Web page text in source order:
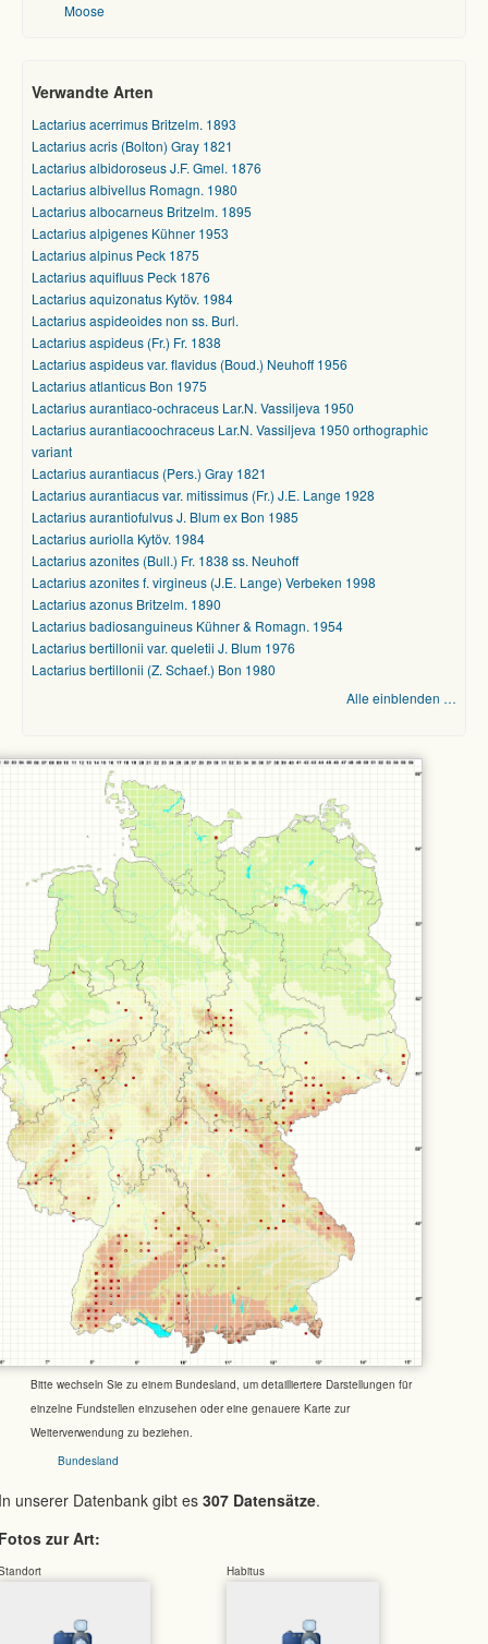
Moose
Verwandte Arten
Lactarius acerrimus Britzelm. 1893
Lactarius acris (Bolton) Gray 1821
Lactarius albidoroseus J.F. Gmel. 1876
Lactarius albivellus Romagn. 1980
Lactarius albocarneus Britzelm. 1895
Lactarius alpigenes Kühner 1953
Lactarius alpinus Peck 1875
Lactarius aquifluus Peck 1876
Lactarius aquizonatus Kytöv. 1984
Lactarius aspideoides non ss. Burl.
Lactarius aspideus (Fr.) Fr. 1838
Lactarius aspideus var. flavidus (Boud.) Neuhoff 1956
Lactarius atlanticus Bon 1975
Lactarius aurantiaco-ochraceus Lar.N. Vassiljeva 1950
Lactarius aurantiacoochraceus Lar.N. Vassiljeva 1950 orthographic
variant
Lactarius aurantiacus (Pers.) Gray 1821
Lactarius aurantiacus var. mitissimus (Fr.) J.E. Lange 1928
Lactarius aurantiofulvus J. Blum ex Bon 1985
Lactarius auriolla Kytöv. 1984
Lactarius azonites (Bull.) Fr. 1838 ss. Neuhoff
Lactarius azonites f. virgineus (J.E. Lange) Verbeken 1998
Lactarius azonus Britzelm. 1890
Lactarius badiosanguineus Kühner & Romagn. 1954
Lactarius bertillonii var. queletii J. Blum 1976
Lactarius bertillonii (Z. Schaef.) Bon 1980
Alle einblenden …
Bitte wechseln Sie zu einem Bundesland, um detailliertere Darstellungen für
einzelne Fundstellen einzusehen oder eine genauere Karte zur
Weiterverwendung zu beziehen.
Bundesland
unserer Datenbank gibt es 307 Datensätze.
zur Art:
Habitus